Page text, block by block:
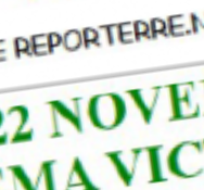
Mode : une
destructrice
Gaz au
violence
Nos autres